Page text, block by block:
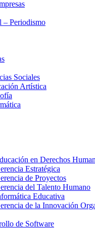
– Periodismo
Sociales
Artística
en Derechos
Estratégica
de Proyectos
del Talento Humano
Educativa
de la Innovación
de Software